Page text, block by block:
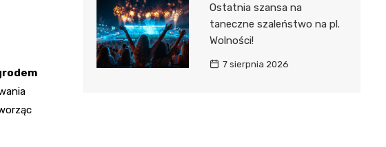
Ostatnia szansa na
taneczne szaleństwo na pl.
Wolności!
7 sierpnia 2026